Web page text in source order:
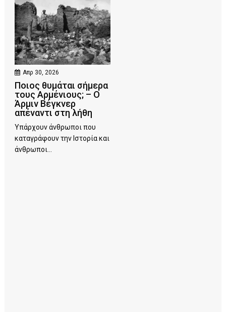
Απρ 30, 2026
Ποιος θυμάται σήμερα
τους Αρμένιους; – Ο
Άρμιν Βέγκνερ
απέναντι στη λήθη
Υπάρχουν άνθρωποι που
καταγράφουν την Ιστορία και
άνθρωποι...